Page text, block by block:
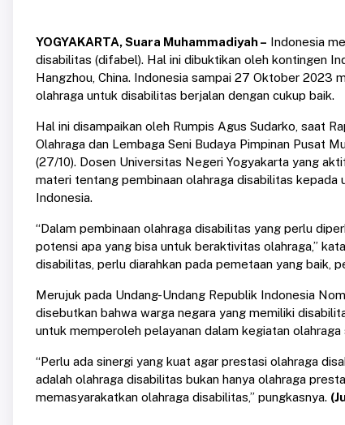
YOGYAKARTA, Suara Muhammadiyah – Indonesia
disabilitas (difabel). Hal ini dibuktikan oleh kontingen
Hangzhou, China. Indonesia sampai 27 Oktober 2023
olahraga untuk disabilitas berjalan dengan cukup baik.
Hal ini disampaikan oleh Rumpis Agus Sudarko, saat
Olahraga dan Lembaga Seni Budaya Pimpinan Pusat
(27/10). Dosen Universitas Negeri Yogyakarta yang
materi tentang pembinaan olahraga disabilitas kepada
Indonesia.
“Dalam pembinaan olahraga disabilitas yang perlu
potensi apa yang bisa untuk beraktivitas olahraga,”
disabilitas, perlu diarahkan pada pemetaan yang baik,
Merujuk pada Undang-Undang Republik Indonesia
disebutkan bahwa warga negara yang memiliki
untuk memperoleh pelayanan dalam kegiatan
“Perlu ada sinergi yang kuat agar prestasi olahraga
adalah olahraga disabilitas bukan hanya olahraga
memasyarakatkan olahraga disabilitas,” pungkasnya.